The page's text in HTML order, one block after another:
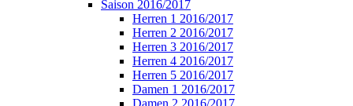
Saison 2016/2017
Herren 1 2016/2017
Herren 2 2016/2017
Herren 3 2016/2017
Herren 4 2016/2017
Herren 5 2016/2017
Damen 1 2016/2017
Damen 2 2016/2017